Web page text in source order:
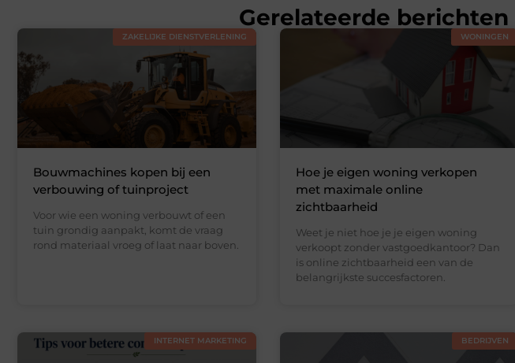
Gerelateerde berichten
ZAKELIJKE DIENSTVERLENING
Bouwmachines kopen bij een
verbouwing of tuinproject
Voor wie een woning verbouwt of een
tuin grondig aanpakt, komt de vraag
rond materiaal vroeg of laat naar boven.
WONINGEN
Hoe je eigen woning verkopen
met maximale online
zichtbaarheid
Weet je niet hoe je je eigen woning
verkoopt zonder vastgoedkantoor? Dan
is online zichtbaarheid een van de
belangrijkste succesfactoren.
INTERNET MARKETING BEDRIJVEN